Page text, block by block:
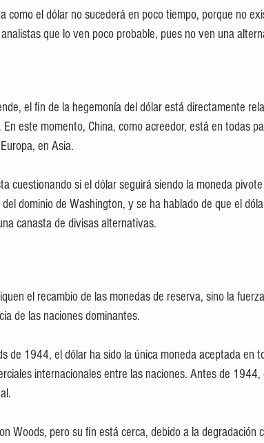
como el dólar no sucederá en poco tiempo, porque no
que lo ven poco probable, pues no ven una
el fin de la hegemonía del dólar está directamente
este momento, China, como acreedor, está en todas
en Asia.
cuestionando si el dólar seguirá siendo la moneda
dominio de Washington, y se ha hablado de que el
canasta de divisas alternativas.
el recambio de las monedas de reserva, sino la
de las naciones dominantes.
de 1944, el dólar ha sido la única moneda aceptada en
internacionales entre las naciones. Antes de 1944,
Woods, pero su fin está cerca, debido a la degradación